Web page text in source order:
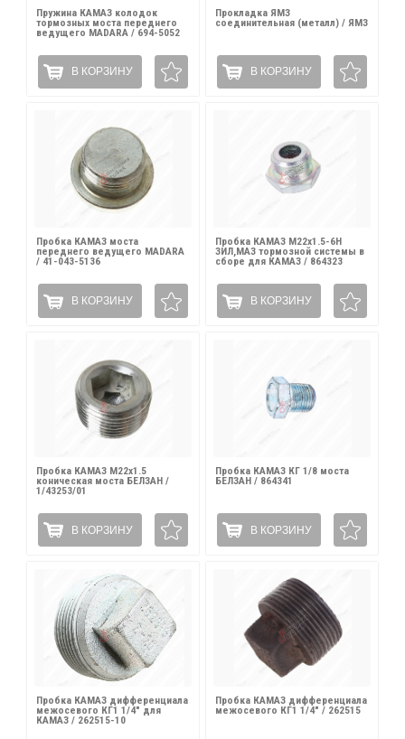
Пружина КАМАЗ колодок
тормозных моста переднего
ведущего MADARA / 694-5052
В КОРЗИНУ
Прокладка ЯМЗ
соединительная (металл) / ЯМЗ
В КОРЗИНУ
Пробка КАМАЗ моста
переднего ведущего MADARA
/ 41-043-5136
В КОРЗИНУ
Пробка КАМАЗ М22х1.5-6Н
ЗИЛ,МАЗ тормозной системы в
сборе для КАМАЗ / 864323
В КОРЗИНУ
Пробка КАМАЗ М22х1.5
коническая моста БЕЛЗАН /
1/43253/01
В КОРЗИНУ
Пробка КАМАЗ КГ 1/8 моста
БЕЛЗАН / 864341
В КОРЗИНУ
Пробка КАМАЗ дифференциала
межосевого КГ1 1/4" для
КАМАЗ / 262515-10
Пробка КАМАЗ дифференциала
межосевого КГ1 1/4" / 262515